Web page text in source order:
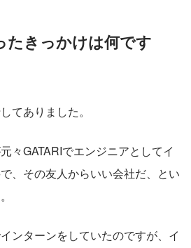
たきっかけは何です
てありました。
々GATARIでエンジニアとしてイ
、その友人からいい会社だ、とい
ンターンをしていたのですが、イ